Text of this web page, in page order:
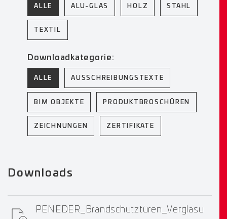
ALLE ALU-GLAS HOLZ STAHL
TEXTIL
Downloadkategorie:
ALLE AUSSCHREIBUNGSTEXTE
BIM OBJEKTE PRODUKTBROSCHÜREN
ZEICHNUNGEN ZERTIFIKATE
Downloads
PENEDER_Brandschutztüren_Verglasu